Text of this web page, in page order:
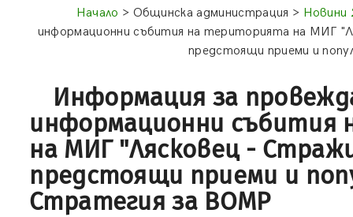
Начало > Общинска администрация > Новини
информационни събития на територията на МИГ
предстоящи приеми и
Информация за
информационни събития
на МИГ "Лясковец -
предстоящи приеми и
Стратегия за ВОМР